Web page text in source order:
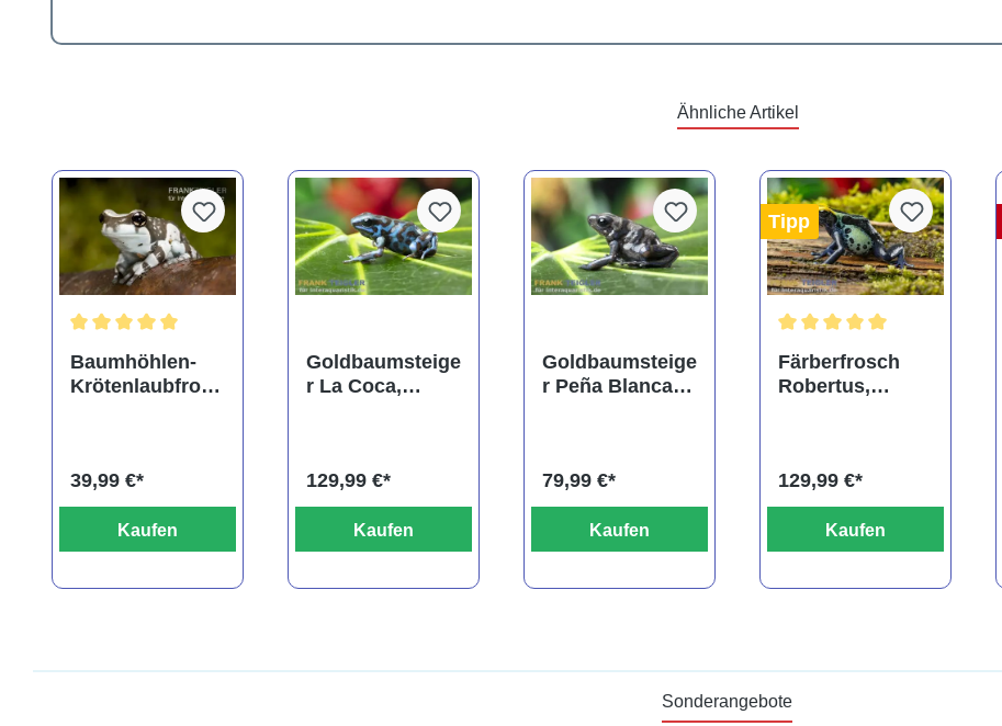
Ähnliche Artikel
Durchschnittliche Bewertung von 5 von 5 Sternen
Baumhöhlen-
Krötenlaubfrosc
39,99 €*
Kaufen
Goldbaumsteige
r La Coca,
129,99 €*
Kaufen
Goldbaumsteige
r Peña Blanca,
79,99 €*
Kaufen
Tipp
Durchschnittliche
Färberfrosch
Robertus,
129,99 €*
Kaufen
Sonderangebote